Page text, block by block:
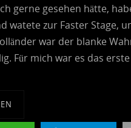
gerne gesehen hätte,
watete zur Faster Stage,
war der blanke
Für mich war es das